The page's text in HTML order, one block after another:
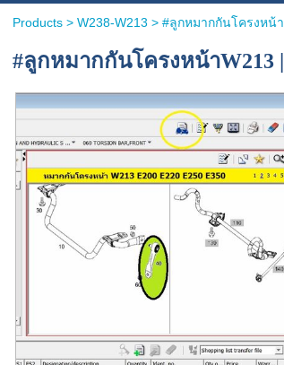
Products> W238-W213 > #ลูกหมากกันโครงหน้า
#ลูกหมากกันโครงหน้าW213